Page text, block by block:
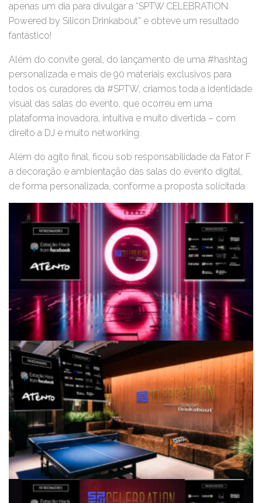
apenas um dia para divulgar a “SPTW CELEBRATION
Powered by Silicon Drinkabout” e obteve um resultado
fantástico!
Além do convite geral, do lançamento de uma #hashtag
personalizada e mais de 90 materiais exclusivos para
todos os curadores da #SPTW, criamos toda a identidade
visual das salas do evento, que ocorreu em uma
plataforma inovadora, intuitiva e muito divertida – com
direito a DJ e muito networking.
Além do agito final, ficou sob responsabilidade da Fator F
a decoração e ambientação das salas do evento digital,
de forma personalizada, conforme a proposta solicitada.